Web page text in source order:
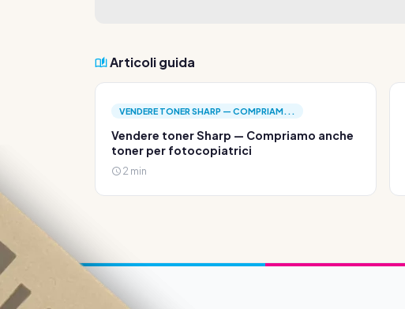
Articoli guida
VENDERE TONER SHARP — COMPRIAM...
Vendere toner Sharp — Compriamo anche
toner per fotocopiatrici
2 min